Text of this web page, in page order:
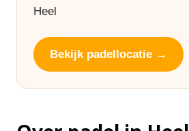
Heel
Bekijk padellocatie →